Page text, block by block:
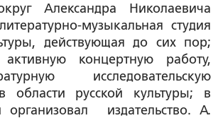
Александра Николаевича
музыкальная студия
действующая до сих пор;
концертную работу,
исследовательскую
области русской культуры; в
организовал издательство. А.